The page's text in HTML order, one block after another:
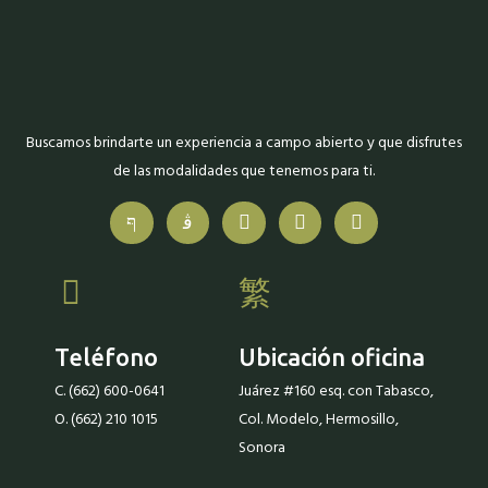
Teléfono
C. (662) 600-0641
O. (662) 210 1015
Ubicación oficina
Juárez #160 esq. con Tabasco,
Col. Modelo, Hermosillo,
Sonora
Buscamos brindarte un experiencia a campo abierto y que disfrutes
de las modalidades que tenemos para ti.